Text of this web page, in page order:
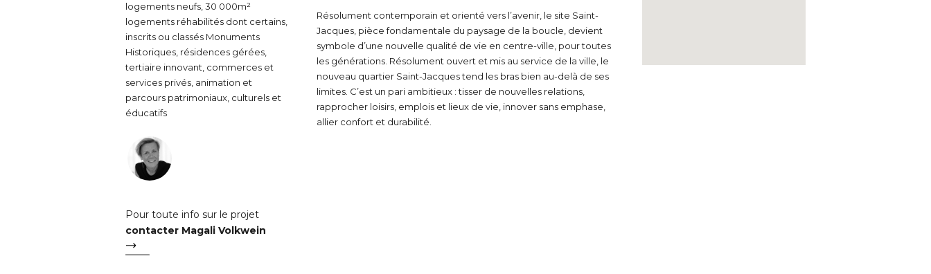
logements neufs, 30 000m²
logements réhabilités dont certains,
inscrits ou classés Monuments
Historiques, résidences gérées,
tertiaire innovant, commerces et
services privés, animation et
parcours patrimoniaux, culturels et
éducatifs
Pour toute info sur le projet
contacter Magali Volkwein
Résolument contemporain et orienté vers l’avenir, le site Saint-
Jacques, pièce fondamentale du paysage de la boucle, devient
symbole d’une nouvelle qualité de vie en centre-ville, pour toutes
les générations. Résolument ouvert et mis au service de la ville, le
nouveau quartier Saint-Jacques tend les bras bien au-delà de ses
limites. C’est un pari ambitieux : tisser de nouvelles relations,
rapprocher loisirs, emplois et lieux de vie, innover sans emphase,
allier confort et durabilité.